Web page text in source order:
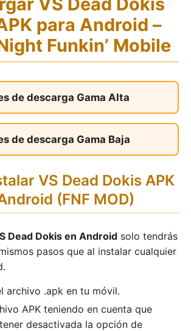
para Android –
Funkin’ Mobile
de descarga Gama Alta
de descarga Gama Baja
VS Dead Dokis APK
(FNF MOD)
Dead Dokis en Android solo tendrás
pasos que al instalar cualquier
archivo .apk en tu móvil.
APK teniendo en cuenta que
desactivada la opción de